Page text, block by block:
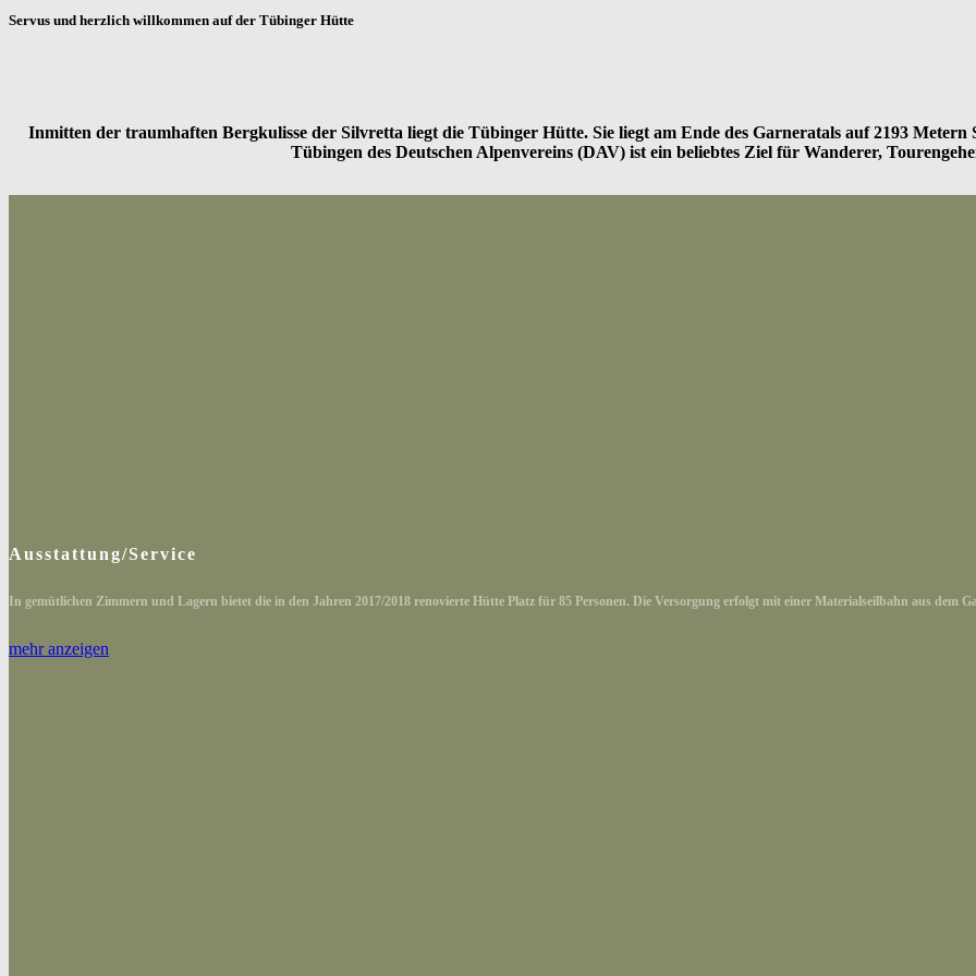
Servus und herzlich willkommen auf der Tübinger Hütte
Inmitten der traumhaften Bergkulisse der Silvretta liegt die Tübinger Hütte. Sie liegt am Ende des Garneratals auf 2193 Metern
Tübingen des Deutschen Alpenvereins (DAV) ist ein beliebtes Ziel für Wanderer,
Ausstattung/Service
In gemütlichen Zimmern und Lagern bietet die in den Jahren 2017/2018 renovierte Hütte Platz für 85 Personen. Die Versorgung erfolgt mit einer Materialseilbahn aus dem
mehr anzeigen